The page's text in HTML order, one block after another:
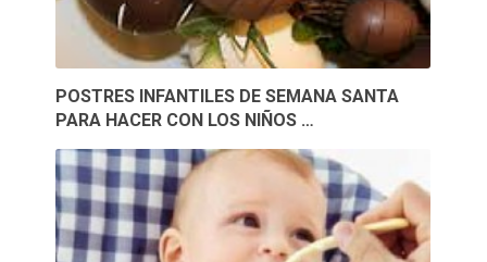
POSTRES INFANTILES DE SEMANA SANTA
PARA HACER CON LOS NIÑOS …